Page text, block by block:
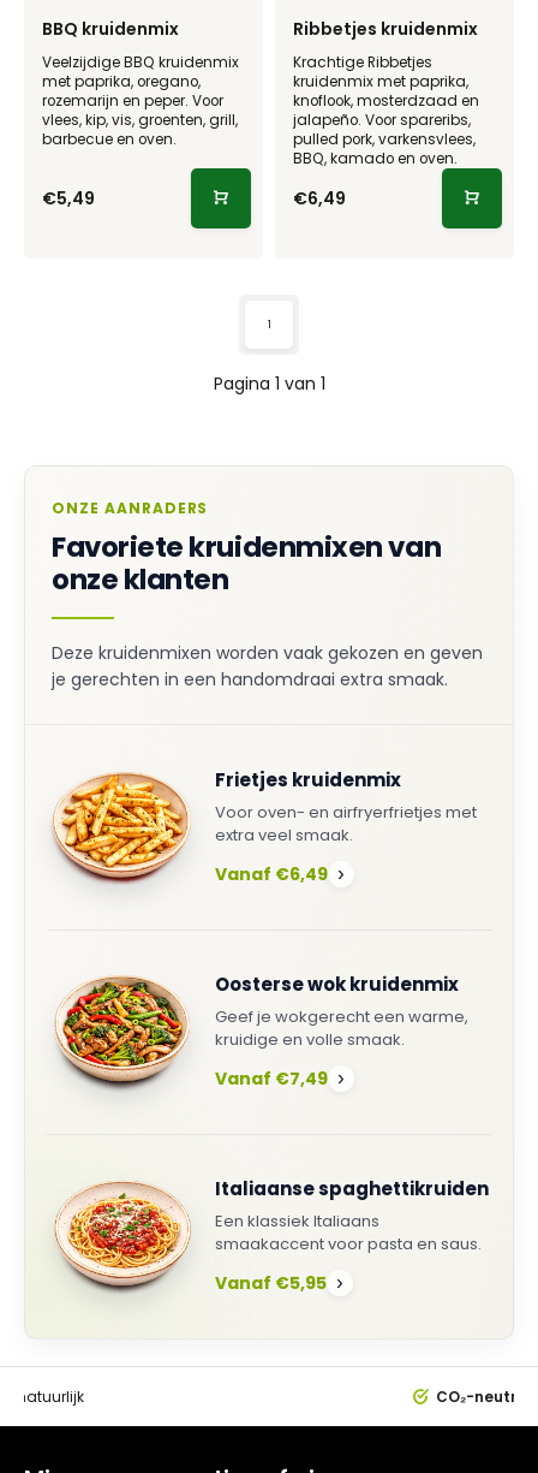
BBQ kruidenmix
Veelzijdige BBQ kruidenmix
met paprika, oregano,
rozemarijn en peper. Voor
vlees, kip, vis, groenten, grill,
barbecue en oven.
€5,49
Ribbetjes kruidenmix
Krachtige Ribbetjes
kruidenmix met paprika,
knoflook, mosterdzaad en
jalapeño. Voor spareribs,
pulled pork, varkensvlees,
BBQ, kamado en oven.
€6,49
Pagina 1 van 1
1
ONZE AANRADERS
Favoriete kruidenmixen van
onze klanten
Deze kruidenmixen worden vaak gekozen en geven
je gerechten in een handomdraai extra smaak.
Frietjes kruidenmix
Voor oven- en airfryerfrietjes met
extra veel smaak.
Vanaf €6,49 ›
Oosterse wok kruidenmix
Geef je wokgerecht een warme,
kruidige en volle smaak.
Vanaf €7,49 ›
Italiaanse spaghettikruiden
Een klassiek Italiaans
smaakaccent voor pasta en saus.
Vanaf €5,95 ›
natuurlijk CO₂-